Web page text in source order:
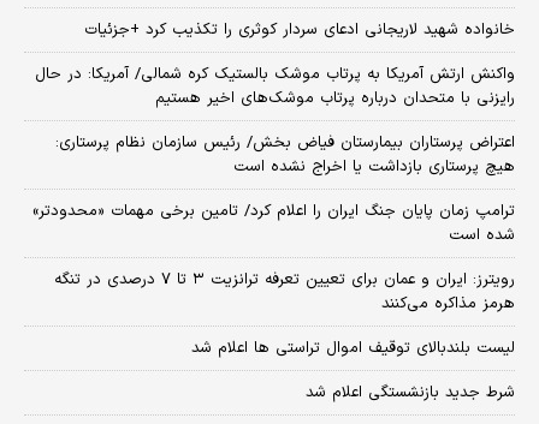
خانواده شهید لاریجانی ادعای سردار کوثری را تکذیب کرد +جزئیات
واکنش ارتش آمریکا به پرتاب موشک بالستیک کره شمالی/ آمریکا: در حال
رایزنی با متحدان درباره پرتاب موشک‌های اخیر هستیم
اعتراض پرستاران بیمارستان فیاض بخش/ رئیس سازمان نظام پرستاری:
هیچ پرستاری بازداشت یا اخراج نشده است
ترامپ زمان پایان جنگ ایران را اعلام کرد/ تامین برخی مهمات «محدودتر»
شده است
رویترز: ایران و عمان برای تعیین تعرفه ترانزیت ۳ تا ۷ درصدی در تنگه
هرمز مذاکره می‌کنند
لیست بلندبالای توقیف اموال تراستی ها اعلام شد
شرط جدید بازنشستگی اعلام شد